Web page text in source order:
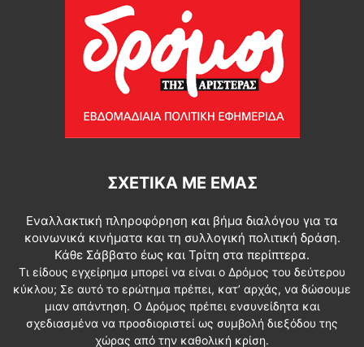
ΣΧΕΤΙΚΆ ΜΕ ΕΜΆΣ
Εναλλακτική πληροφόρηση και βήμα διαλόγου για τα
κοινωνικά κινήματα και τη συλλογική πολιτική δράση.
Κάθε Σάββατο έως και Τρίτη στα περίπτερα.
Τι είδους εγχείρημα μπορεί να είναι ο Δρόμος του δεύτερου
κύκλου; Σε αυτό το ερώτημα πρέπει, κατ’ αρχάς, να δώσουμε
μιαν απάντηση. Ο Δρόμος πρέπει ενσυνείδητα και
σχεδιασμένα να προσδιοριστεί ως συμβολή διεξόδου της
χώρας από την καθολική κρίση.